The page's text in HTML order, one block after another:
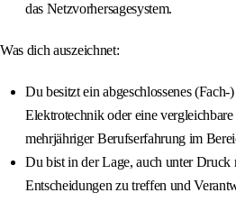
das Netzvorhersagesystem.
Was dich auszeichnet:
Du besitzt ein abgeschlossenes
Elektrotechnik oder eine
mehrjähriger Berufserfahrung im
Du bist in der Lage, auch unter Druck
Entscheidungen zu treffen und